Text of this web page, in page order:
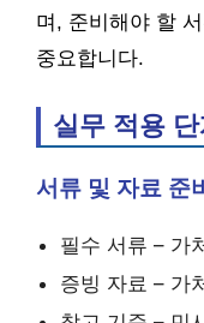
며, 준비해야 할
중요합니다.
실무 적용 단
서류 및 자료 준비
필수 서류 – 가
증빙 자료 – 가